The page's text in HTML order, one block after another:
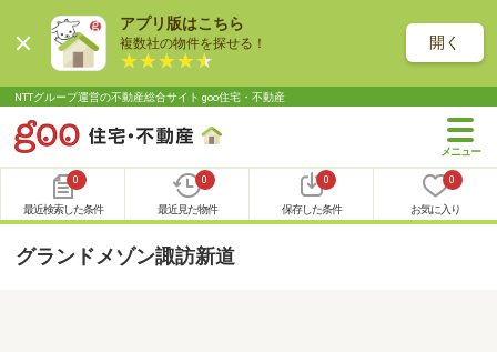
アプリ版はこちら
複数社の物件を探せる！ 開く
NTTグループ運営の不動産総合サイト goo住宅・不動産
0
最近検索した条件
0
最近見た物件
0
保存した条件
0
お気に入り
グランドメゾン諏訪新道